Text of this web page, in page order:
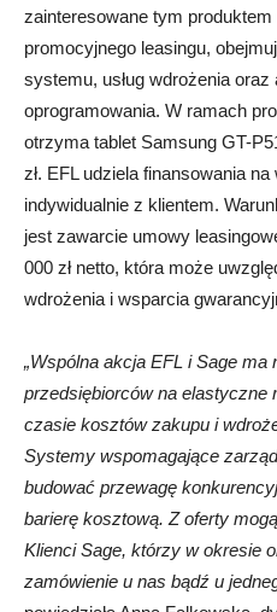
zainteresowane tym
promocyjnego leasingu,
systemu, usług wdrożenia
oprogramowania. W ramach
otrzyma tablet Samsung GT-
zł. EFL udziela finansowania
indywidualnie z klientem.
jest zawarcie umowy
000 zł netto, która może
wdrożenia i wsparcia
„Wspólna akcja EFL i Sage ma
przedsiębiorców na elastyczne
czasie kosztów zakupu i
Systemy wspomagające
budować przewagę
barierę kosztową. Z oferty
Klienci Sage, którzy w okresie
zamówienie u nas bądź u